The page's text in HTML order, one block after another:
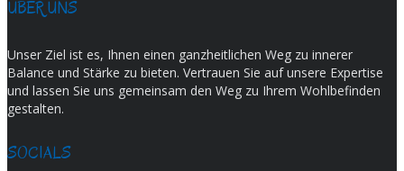
ÜBER UNS
Unser Ziel ist es, Ihnen einen ganzheitlichen Weg zu innerer
Balance und Stärke zu bieten. Vertrauen Sie auf unsere Expertise
und lassen Sie uns gemeinsam den Weg zu Ihrem Wohlbefinden
gestalten.
SOCIALS